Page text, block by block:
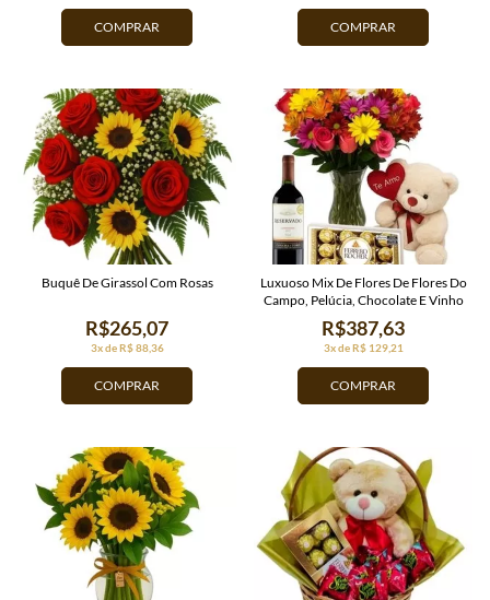
COMPRAR COMPRAR
COMPRAR
3x de R$ 88,36
R$265,07
Buquê De Girassol Com Rosas
COMPRAR
3x de R$ 129,21
R$387,63
Luxuoso Mix De Flores De Flores Do
Campo, Pelúcia, Chocolate E Vinho